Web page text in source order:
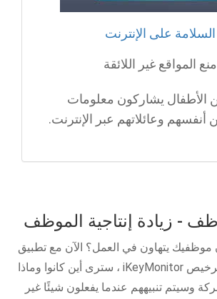
السلامة على الإنترنت
منع المواقع غير اللائقة
الأطفال يشاركون معلومات
وعائلاتهم عبر الإنترنت.
- زيادة إنتاجية الموظف
يتهاون في العمل؟ الآن مع تطبيق
تجسس Android الرخيص iKeyMonitor ، سترى أين كانوا وماذا
وسيتم تنبيههم عندما يفعلون شيئًا غير